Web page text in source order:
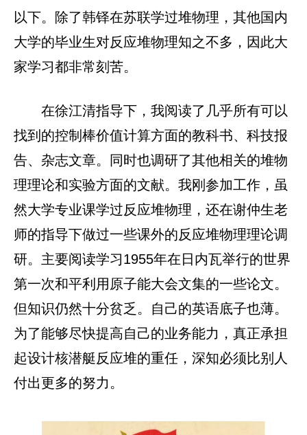
以下。除了韩铎在苏联学过堆物理，其他国内
大学的毕业生对反应堆物理知之不多，因此大
家学习都非常刻苦。
在徐江清指导下，我阅读了几乎所有可以
找到的控制棒价值计算方面的教科书、科技报
告、杂志文章。同时也调研了其他相关的堆物
理理论和实验方面的文献。我刚参加工作，虽
然大学专业课学过反应堆物理，还在谢仲生老
师的指导下做过一些课外的反应堆物理理论调
研。主要阅读学习1955年在日内瓦举行的世界
第一次和平利用原子能大会文集的一些论文。
但知识仍然十分贫乏。自己的英语底子也薄。
为了能够尽快提高自己的业务能力，真正承担
起设计核潜艇反应堆的重任，深知必须比别人
付出更多的努力。